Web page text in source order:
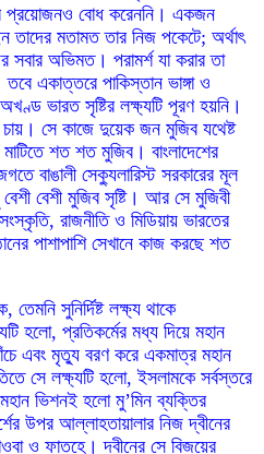
প্রয়োজনও বোধ করেননি। একজন
তাদের মতামত তার নিজ পকেটে; অর্থাৎ
সবার অভিমত। পরামর্শ যা করার তা
একাত্তরে পাকিস্তান ভাঙ্গা ও
অখণ্ড ভারত সৃষ্টির লক্ষ্যটি পূরণ হয়নি।
সে কাজে দুয়েক জন মুজিব যথেষ্ট
মাটিতে শত শত মুজিব। বাংলাদেশের
বাঙালী সেক্যুলারিস্ট সরকারের মূল
বেশী মুজিব সৃষ্টি। আর সে মুজিবী
সংস্কৃতি, রাজনীতি ও মিডিয়ায় ভারতের
পাশাপাশি সেখানে কাজ করছে শত
তেমনি সুনির্দিষ্ট লক্ষ্য থাকে
হলো, প্রতিকর্মের মধ্য দিয়ে মহান
এবং মৃত্যু বরণ করে একমাত্র মহান
সে লক্ষ্যটি হলো, ইসলামকে সর্বস্তরে
ভিশনই হলো মু’মিন ব্যক্তির
উপর আল্লাহতায়ালার নিজ দ্বীনের
ও ফাতহে। দ্বীনের সে বিজয়ের